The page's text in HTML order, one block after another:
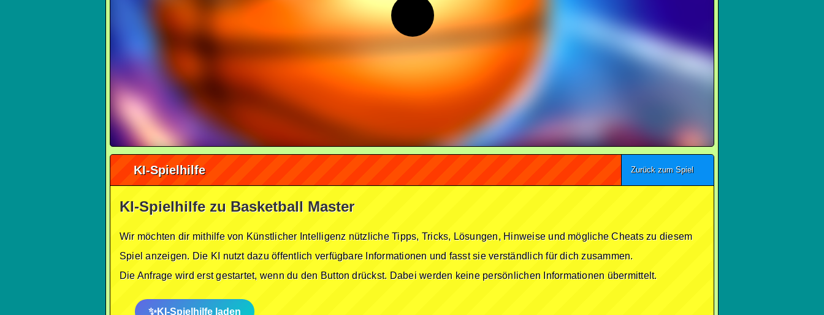
KI-Spielhilfe Zurück zum Spiel
KI-Spielhilfe zu Basketball Master
Wir möchten dir mithilfe von Künstlicher Intelligenz nützliche Tipps, Tricks, Lösungen, Hinweise und mögliche Cheats zu diesem
Spiel anzeigen. Die KI nutzt dazu öffentlich verfügbare Informationen und fasst sie verständlich für dich zusammen.
Die Anfrage wird erst gestartet, wenn du den Button drückst. Dabei werden keine persönlichen Informationen übermittelt.
KI-Spielhilfe laden